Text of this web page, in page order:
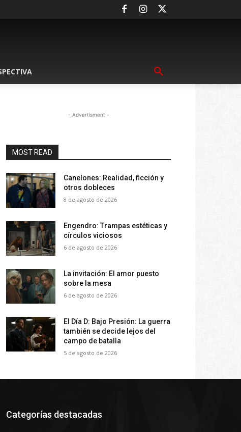
- Advertisment -
MOST READ
Canelones: Realidad, ficción y
otros dobleces
8 de agosto de 2026
Engendro: Trampas estéticas y
círculos viciosos
6 de agosto de 2026
La invitación: El amor puesto
sobre la mesa
6 de agosto de 2026
El Día D: Bajo Presión: La guerra
también se decide lejos del
campo de batalla
5 de agosto de 2026
Categorías destacadas